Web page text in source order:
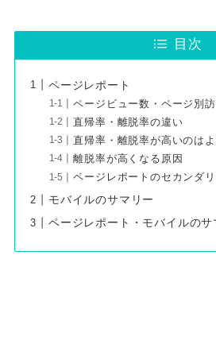
目次
ページレポート
ページビュー数・ページ別
直帰率・離脱率の違い
直帰率・離脱率が高いのは
離脱率が高くなる原因
ページレポートのセカンダ
モバイルのサマリー
ページレポート・モバイルのサ